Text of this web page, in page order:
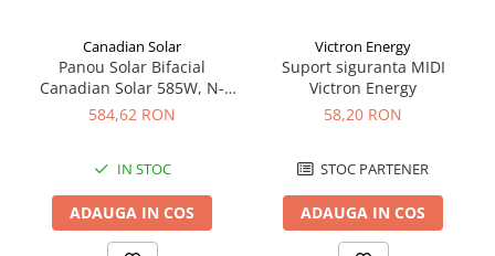
UPS Calculatoare si Servere
UPS Trifazat
Stabilizatoare Tensiune
energiei electrice
Cabinete baterii
Acumulatori UPS
Canadian Solar
Panou Solar Bifacial
Canadian Solar 585W, N-
Type TOPCon, CS6W-TB-SF-
584,62 RON
IN STOC
ADAUGA IN COS
Victron Energy
Suport siguranta MIDI
Victron Energy
58,20 RON
STOC PARTENER
ADAUGA IN COS